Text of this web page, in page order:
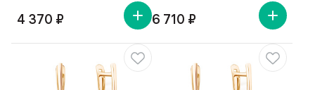
4 370 ₽ 6 710 ₽